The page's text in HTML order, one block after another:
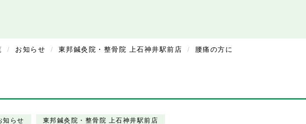
お知らせ 東邦鍼灸院・整骨院 上石神井駅前店 腰痛の方に
知らせ 東邦鍼灸院・整骨院 上石神井駅前店